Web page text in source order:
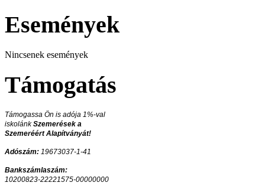
Események
Nincsenek események
Támogatás
Támogassa Ön is adója 1%-val
iskolánkSzemerések a
Szemeréért Alapítványát!
Adószám: 19673037-1-41
Bankszámlaszám:
10200823-22221575-00000000